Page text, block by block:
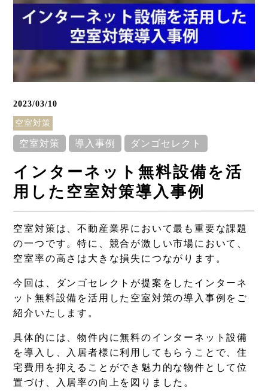
Column
コラム
2023/03/10
空室対策
空室対策 導入事例 ダンゴセレクト
インターネット無料設備を活
用した空室対策導入事例
空室対策は、不動産業界において最も重要な課題
の一つです。特に、競合が激しい市場において、
空室率の高さは大きな損失につながります。
今回は、ダンゴセレクトが提案をしたインターネ
ット無料設備を活用した空室対策の導入事例をご
紹介いたします。
具体的には、物件内に無料のインターネット設備
を導入し、入居者様に利用してもらうことで、住
宅費用を抑えることができ魅力的な物件として位
置づけ、入居率の向上を図りました。